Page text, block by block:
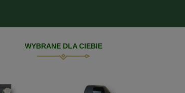
WYBRANE DLA CIEBIE